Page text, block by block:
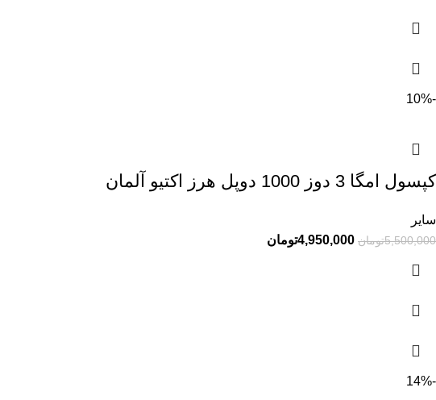
-10%
کپسول امگا 3 دوز 1000 دوپل هرز اکتیو آلمان
سایر
5,500,000تومان 4,950,000تومان
-14%